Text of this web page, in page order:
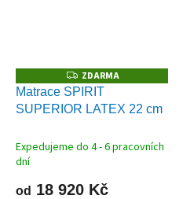
Z
D
A
R
ZDARMA
Matrace SPIRIT
SUPERIOR LATEX 22 cm
Expedujeme do 4 - 6 pracovních
dní
od 18 920 Kč